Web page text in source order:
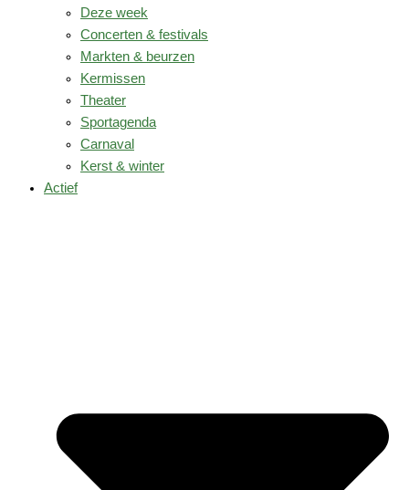
Deze week
Concerten & festivals
Markten & beurzen
Kermissen
Theater
Sportagenda
Carnaval
Kerst & winter
Actief